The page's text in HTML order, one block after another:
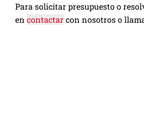
Para solicitar presupuesto o
en contactarcon nosotros o